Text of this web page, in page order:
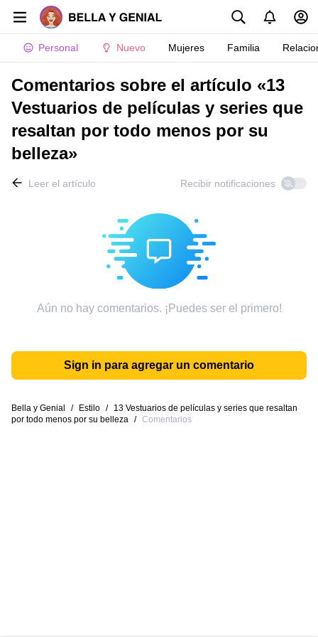
Personal Nuevo Mujeres Familia
Comentarios sobre el artículo «13
Vestuarios de películas y series que
resaltan por todo menos por su
belleza»
Leer el artículo Recibir notificaciones
Aún no hay comentarios. ¡Puedes ser el primero!
Sign in para agregar un comentario
Bella y Genial / Estilo /
13 Vestuarios de películas y series que resaltan
por todo menos por su belleza / Comentarios